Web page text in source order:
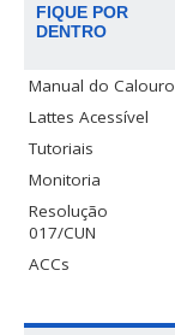
FIQUE POR
DENTRO
Manual do Calouro
Lattes Acessível
Tutoriais
Monitoria
Resolução
017/CUN
ACCs